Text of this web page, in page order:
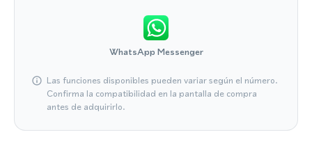
WhatsApp Messenger
Las funciones disponibles pueden variar según el número.
Confirma la compatibilidad en la pantalla de compra
antes de adquirirlo.